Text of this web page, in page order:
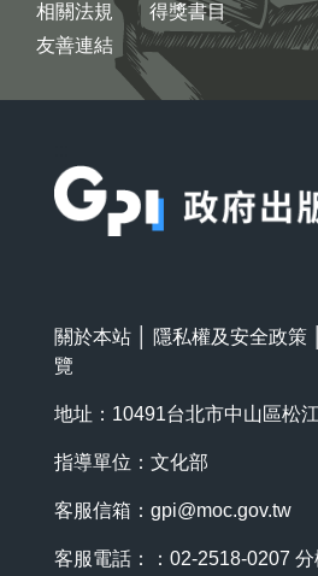
相關法規
友善連結
得獎書目
關於本站 隱私權及安全政策
覽
地址：10491台北市中山區松
指導單位：文化部
客服信箱： gpi@moc.gov.tw
客服電話：：02-2518-0207 分